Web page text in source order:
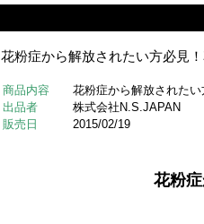
花粉症から解放されたい方必見
商品内容
花粉症から解放された
出品者
株式会社N.S.JAPAN
販売日
2015/02/19
花粉